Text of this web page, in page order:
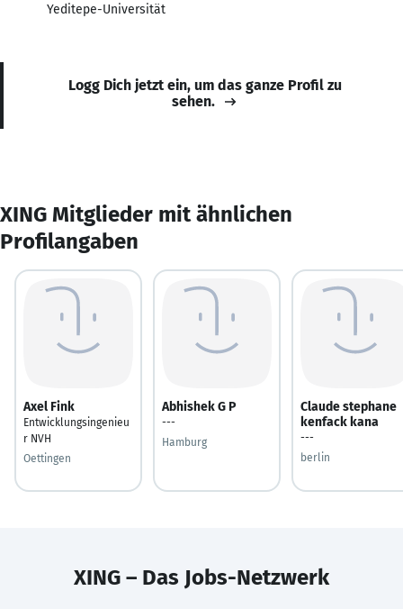
Yeditepe-Universität
Logg Dich jetzt ein, um das ganze Profil zu
sehen.
XING Mitglieder mit ähnlichen
Profilangaben
Axel Fink
Entwicklungsingenieu
r NVH
Oettingen
Abhishek G P
---
Hamburg
Claude stephane
kenfack kana
---
berlin
XING – Das Jobs-Netzwerk